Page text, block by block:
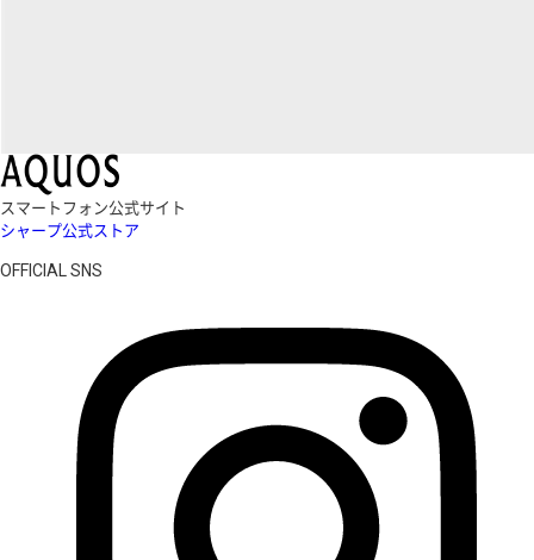
スマートフォン公式サイト
シャープ公式ストア
OFFICIAL SNS